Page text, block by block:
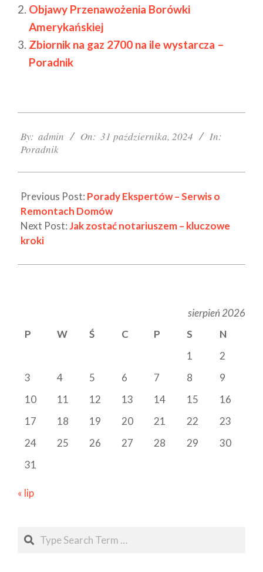
Objawy Przenawożenia Borówki
Amerykańskiej
Zbiornik na gaz 2700 na ile wystarcza –
Poradnik
10-
31
By: admin On: 31 października, 2024
In:
Poradnik
Previous Post: Porady Ekspertów – Serwis o
Remontach Domów
Next Post:Jak zostać notariuszem – kluczowe
kroki
sierpień 2026
P
W Ś C P S
N
1
2
3
4 5 6 7 8
9
10
11 12 13 14 15
16
17
18 19 20 21 22
23
24
25 26 27 28 29
30
31
« lip
Search